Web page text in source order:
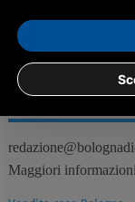
REDAZIONE
Maggiori